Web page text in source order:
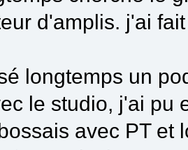
d'amplis. j'ai
longtemps un
le studio, j'ai pu
avec PT et